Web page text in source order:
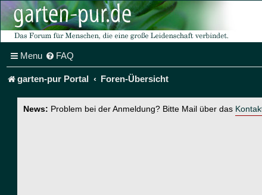
Menu FAQ
garten-pur Portal Foren-Übersicht
News: Problem bei der Anmeldung? Bitte Mail über das